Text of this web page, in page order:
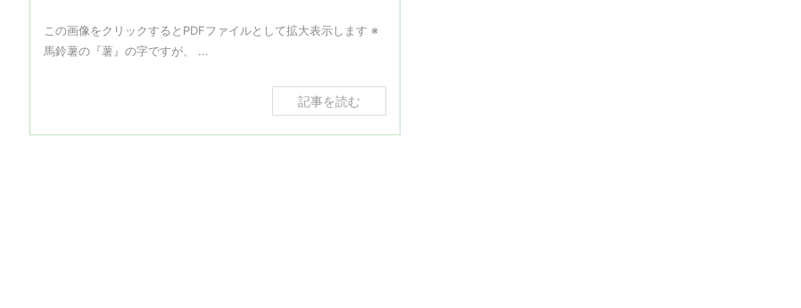
この画像をクリックするとPDFファイルとして拡大表示します ※
馬鈴薯の『薯』の字ですが、 ...
記事を読む